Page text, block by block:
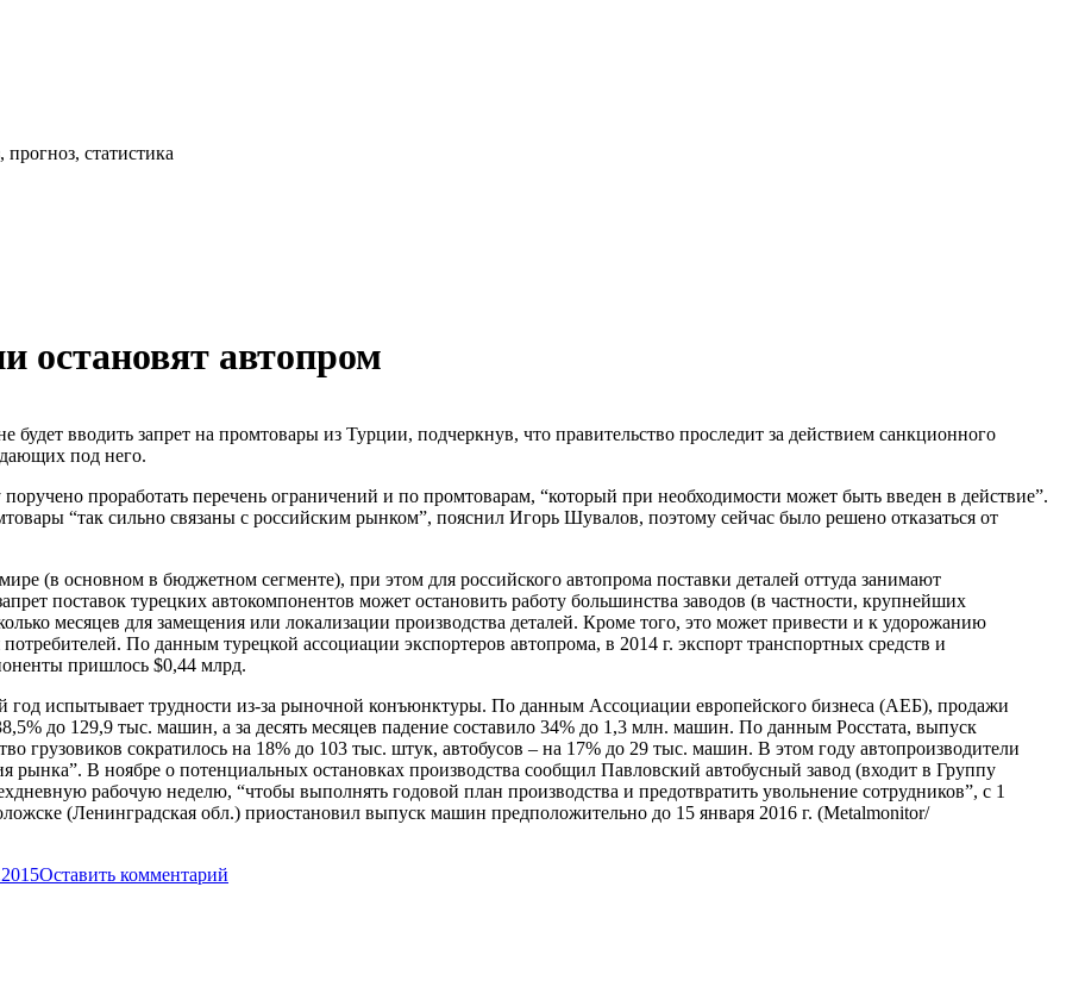
статистика
остановят автопром
вводить запрет на промтовары из Турции, подчеркнув, что правительство проследит за действием санкционного
под него.
проработать перечень ограничений и по промтоварам, “который при необходимости может быть введен в действие”.
“так сильно связаны с российским рынком”, пояснил Игорь Шувалов, поэтому сейчас было решено отказаться от
(в основном в бюджетном сегменте), при этом для российского автопрома поставки деталей оттуда занимают
поставок турецких автокомпонентов может остановить работу большинства заводов (в частности, крупнейших
месяцев для замещения или локализации производства деталей. Кроме того, это может привести и к удорожанию
По данным турецкой ассоциации экспортеров автопрома, в 2014 г. экспорт транспортных средств и
пришлось $0,44 млрд.
год испытывает трудности из-за рыночной конъюнктуры. По данным Ассоциации европейского бизнеса (АЕБ), продажи
до 129,9 тыс. машин, а за десять месяцев падение составило 34% до 1,3 млн. машин. По данным Росстата, выпуск
грузовиков сократилось на 18% до 103 тыс. штук, автобусов – на 17% до 29 тыс. машин. В этом году автопроизводители
рынка”. В ноябре о потенциальных остановках производства сообщил Павловский автобусный завод (входит в Группу
рабочую неделю, “чтобы выполнять годовой план производства и предотвратить увольнение сотрудников”, с 1
(Ленинградская обл.) приостановил выпуск машин предположительно до 15 января 2016 г. (Metalmonitor/
Оставить комментарий